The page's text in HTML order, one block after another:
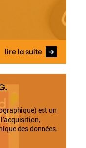
lire la suite
est un
des données.